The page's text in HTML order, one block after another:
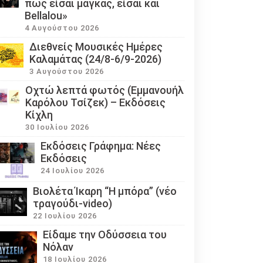
πως είσαι μάγκας, είσαι και
Bellalou»
4 Αυγούστου 2026
Διεθνείς Μουσικές Ημέρες
Καλαμάτας (24/8-6/9-2026)
3 Αυγούστου 2026
Οχτώ λεπτά φωτός (Εμμανουήλ
Καρόλου Τσίζεκ) – Εκδόσεις
Κίχλη
30 Ιουλίου 2026
Εκδόσεις Γράφημα: Νέες
Εκδόσεις
24 Ιουλίου 2026
Βιολέτα Ίκαρη “Η μπόρα” (νέο
τραγούδι-video)
22 Ιουλίου 2026
Eίδαμε την Οδύσσεια του
Νόλαν
18 Ιουλίου 2026